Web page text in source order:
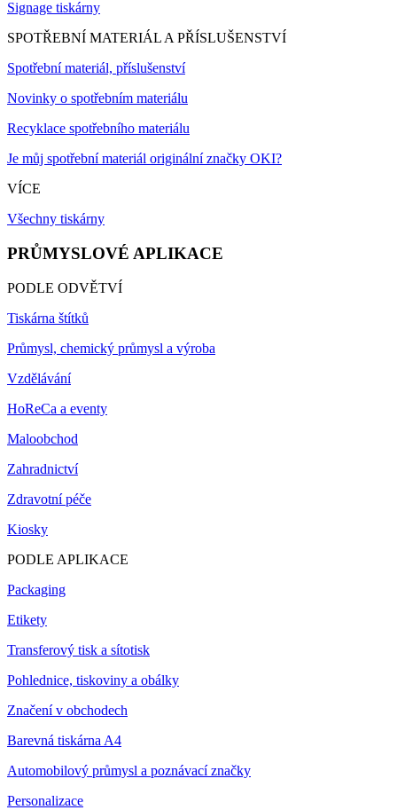
Signage tiskárny
SPOTŘEBNÍ MATERIÁL A PŘÍSLUŠENSTVÍ
Spotřební materiál, příslušenství
Novinky o spotřebním materiálu
Recyklace spotřebního materiálu
Je můj spotřební materiál originální značky OKI?
VÍCE
Všechny tiskárny
PRŮMYSLOVÉ APLIKACE
PODLE ODVĚTVÍ
Tiskárna štítků
Průmysl, chemický průmysl a výroba
Vzdělávání
HoReCa a eventy
Maloobchod
Zahradnictví
Zdravotní péče
Kiosky
PODLE APLIKACE
Packaging
Etikety
Transferový tisk a sítotisk
Pohlednice, tiskoviny a obálky
Značení v obchodech
Barevná tiskárna A4
Automobilový průmysl a poznávací značky
Personalizace